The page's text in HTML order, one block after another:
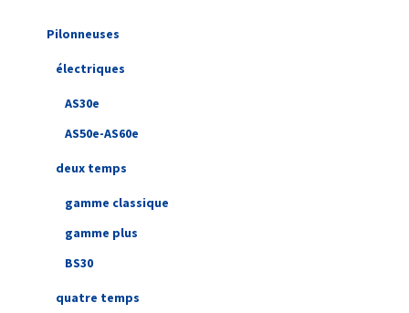
Pilonneuses
électriques
AS30e
AS50e-AS60e
deux temps
gamme classique
gamme plus
BS30
quatre temps